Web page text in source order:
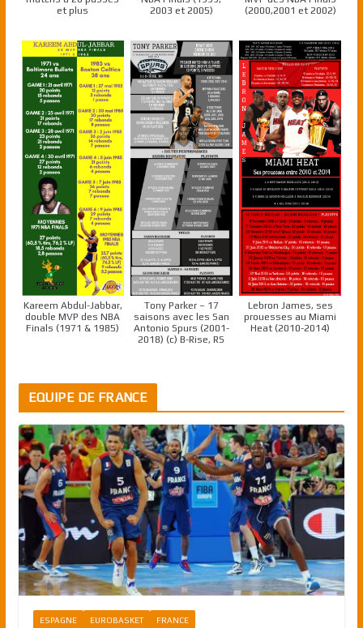
et plus
2003 et 2005)
(2000,2001 et 2002)
Kareem Abdul-Jabbar,
double MVP des NBA
Finals (1971 & 1985)
Tony Parker – 17
saisons avec les San
Antonio Spurs (2001-
2018) (c) B-Rise, RS
Lebron James, ses
prouesses au Miami
Heat (2010-2014)
EQUIPE DE FRANCE
ESPAGNE EUROBASKET FRANCE